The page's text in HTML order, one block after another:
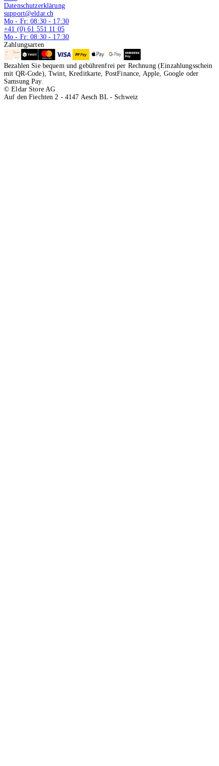
Datenschutzerklärung
support@eldar.ch
Mo - Fr: 08:30 - 17:30
+41 (0) 61 551 11 05
Mo - Fr: 08:30 - 17:30
Zahlungsarten
Bezahlen Sie bequem und gebührenfrei per Rechnung (Einzahlungsschein
mit QR-Code), Twint, Kreditkarte, PostFinance, Apple, Google oder
Samsung Pay.
© Eldar Store AG
Auf den Fiechten 2 - 4147 Aesch BL - Schweiz